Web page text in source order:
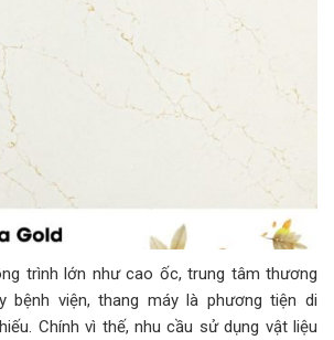
trình lớn như cao ốc, trung tâm thương
bệnh viện, thang máy là phương tiện di
Chính vì thế, nhu cầu sử dụng vật liệu